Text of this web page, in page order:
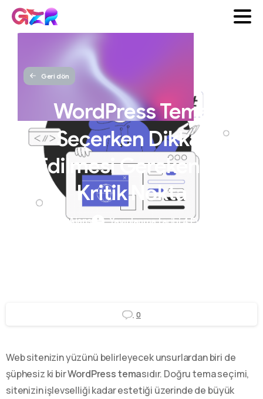
Geri dön
WordPressTema
Seçerken Dikkat
EdilmesiGereken
KritikNokta
GZR Ajans Yayınlanma tarihi 4 Eylül 2024
0
Web sitenizin yüzünü belirleyecek unsurlardan biri de
şüphesiz ki birWordPress temasıdır. Doğru tema seçimi,
sitenizin işlevselliği kadar estetiği üzerinde de büyük